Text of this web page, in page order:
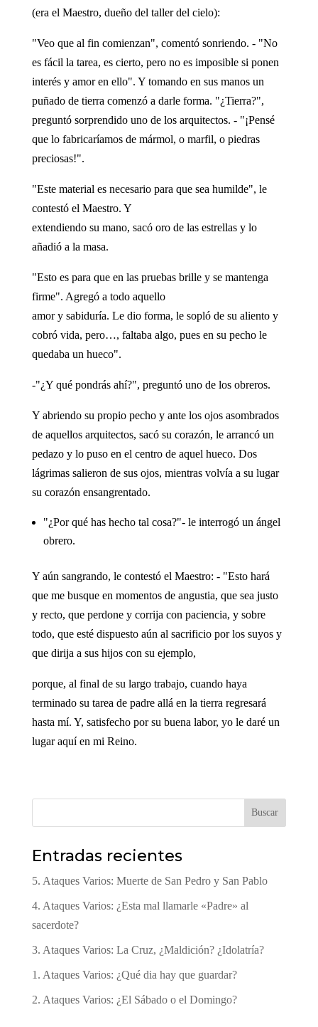
(era el Maestro, dueño del taller del cielo):
"Veo que al fin comienzan", comentó sonriendo. - "No
es fácil la tarea, es cierto, pero no es imposible si ponen
interés y amor en ello". Y tomando en sus manos un
puñado de tierra comenzó a darle forma. "¿Tierra?",
preguntó sorprendido uno de los arquitectos. - "¡Pensé
que lo fabricaríamos de mármol, o marfil, o piedras
preciosas!".
"Este material es necesario para que sea humilde", le
contestó el Maestro. Y
extendiendo su mano, sacó oro de las estrellas y lo
añadió a la masa.
"Esto es para que en las pruebas brille y se mantenga
firme". Agregó a todo aquello
amor y sabiduría. Le dio forma, le sopló de su aliento y
cobró vida, pero…, faltaba algo, pues en su pecho le
quedaba un hueco".
-"¿Y qué pondrás ahí?", preguntó uno de los obreros.
Y abriendo su propio pecho y ante los ojos asombrados
de aquellos arquitectos, sacó su corazón, le arrancó un
pedazo y lo puso en el centro de aquel hueco. Dos
lágrimas salieron de sus ojos, mientras volvía a su lugar
su corazón ensangrentado.
"¿Por qué has hecho tal cosa?"- le interrogó un ángel
obrero.
Y aún sangrando, le contestó el Maestro: - "Esto hará
que me busque en momentos de angustia, que sea justo
y recto, que perdone y corrija con paciencia, y sobre
todo, que esté dispuesto aún al sacrificio por los suyos y
que dirija a sus hijos con su ejemplo,
porque, al final de su largo trabajo, cuando haya
terminado su tarea de padre allá en la tierra regresará
hasta mí. Y, satisfecho por su buena labor, yo le daré un
lugar aquí en mi Reino.
Buscar
Entradas recientes
5. Ataques Varios: Muerte de San Pedro y San Pablo
4. Ataques Varios: ¿Esta mal llamarle «Padre» al
sacerdote?
3. Ataques Varios: La Cruz, ¿Maldición? ¿Idolatría?
1. Ataques Varios: ¿Qué dia hay que guardar?
2. Ataques Varios: ¿El Sábado o el Domingo?